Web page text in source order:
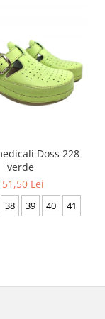
Doss 228
verde
Lei
38 39 40 41